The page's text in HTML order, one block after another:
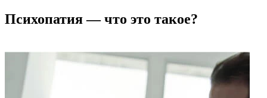
Психопатия — что это такое?